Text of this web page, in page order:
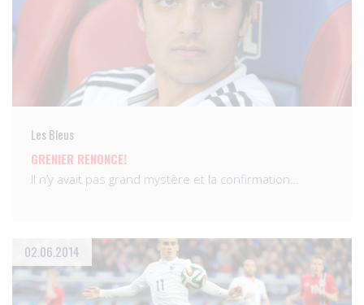
Les Bleus
GRENIER RENONCE!
Il n’y avait pas grand mystère et la confirmation…
02.06.2014